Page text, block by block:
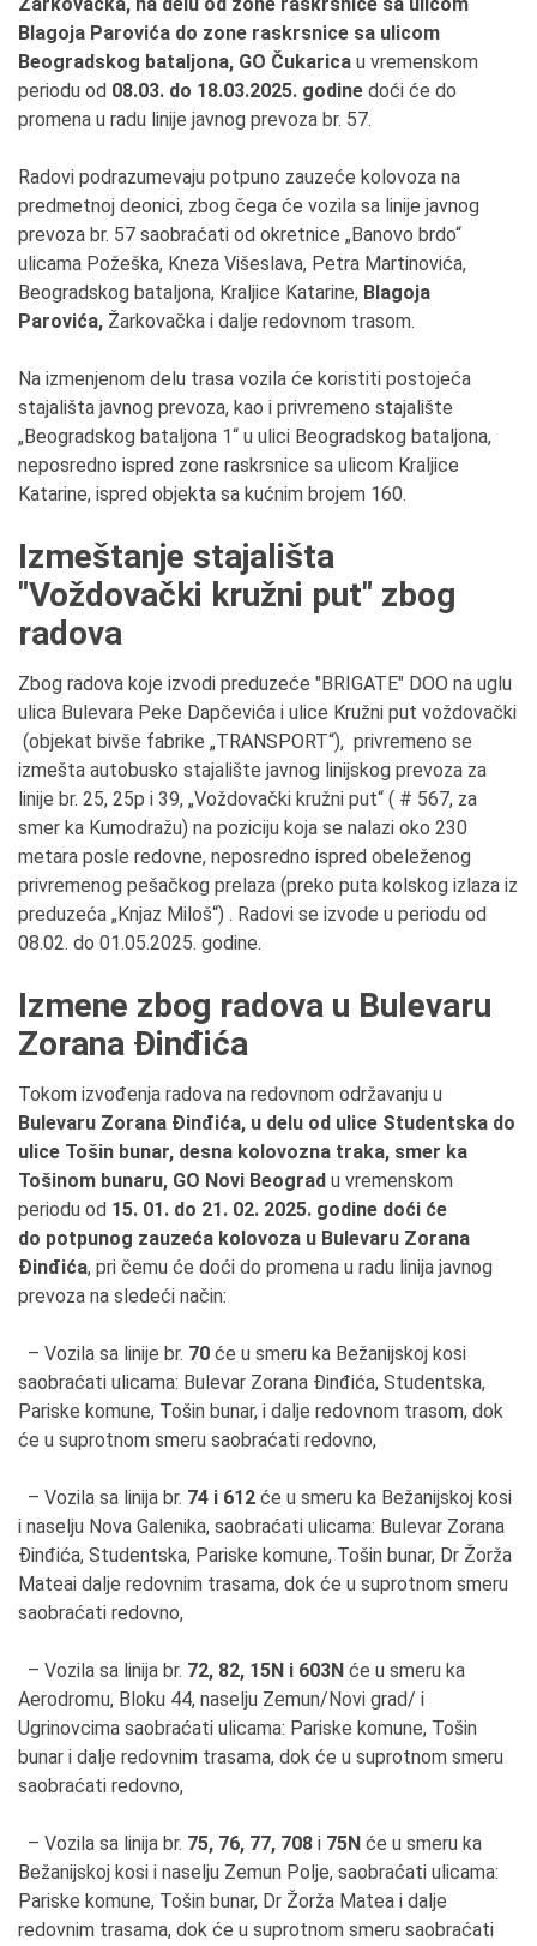
Blagoja Parovića do zone raskrsnice sa ulicom
Beogradskog bataljona, GO Čukarica u vremenskom
periodu od 08.03. do 18.03.2025. godine doći će do
promena u radu linije javnog prevoza br. 57.
Radovi podrazumevaju potpuno zauzeće kolovoza na
predmetnoj deonici, zbog čega će vozila sa linije javnog
prevoza br. 57 saobraćati od okretnice „Banovo brdo“
ulicama Požeška, Kneza Višeslava, Petra Martinovića,
Beogradskog bataljona, Kraljice Katarine, Blagoja
Parovića, Žarkovačka i dalje redovnom trasom.
Na izmenjenom delu trasa vozila će koristiti postojeća
stajališta javnog prevoza, kao i privremeno stajalište
„Beogradskog bataljona 1“ u ulici Beogradskog bataljona,
neposredno ispred zone raskrsnice sa ulicom Kraljice
Katarine, ispred objekta sa kućnim brojem 160.
Izmeštanje stajališta
"Voždovački kružni put" zbog
radova
Zbog radova koje izvodi preduzeće "BRIGATE" DOO na uglu
ulica Bulevara Peke Dapčevića i ulice Kružni put voždovački
(objekat bivše fabrike „TRANSPORT“), privremeno se
izmešta autobusko stajalište javnog linijskog prevoza za
linije br. 25, 25p i 39, „Voždovački kružni put“ ( # 567, za
smer ka Kumodražu) na poziciju koja se nalazi oko 230
metara posle redovne, neposredno ispred obeleženog
privremenog pešačkog prelaza (preko puta kolskog izlaza iz
preduzeća „Knjaz Miloš“) . Radovi se izvode u periodu od
08.02. do 01.05.2025. godine.
Izmene zbog radova u Bulevaru
Zorana Đinđića
Tokom izvođenja radova na redovnom održavanju u
Bulevaru Zorana Đinđića, u delu od ulice Studentska do
ulice Tošin bunar, desna kolovozna traka, smer ka
Tošinom bunaru, GO Novi Beograd u vremenskom
periodu od 15. 01. do 21. 02. 2025. godine doći će
do potpunog zauzeća kolovoza u Bulevaru Zorana
Đinđića, pri čemu će doći do promena u radu linija javnog
prevoza na sledeći način:
– Vozila sa linije br. 70 će u smeru ka Bežanijskoj kosi
saobraćati ulicama: Bulevar Zorana Đinđića, Studentska,
Pariske komune, Tošin bunar, i dalje redovnom trasom, dok
će u suprotnom smeru saobraćati redovno,
– Vozila sa linija br. 74 i 612 će u smeru ka Bežanijskoj kosi
i naselju Nova Galenika, saobraćati ulicama: Bulevar Zorana
Đinđića, Studentska, Pariske komune, Tošin bunar, Dr Žorža
Mateai dalje redovnim trasama, dok će u suprotnom smeru
saobraćati redovno,
– Vozila sa linija br. 72, 82, 15N i 603N će u smeru ka
Aerodromu, Bloku 44, naselju Zemun/Novi grad/ i
Ugrinovcima saobraćati ulicama: Pariske komune, Tošin
bunar i dalje redovnim trasama, dok će u suprotnom smeru
saobraćati redovno,
– Vozila sa linija br. 75, 76, 77, 708 i 75N će u smeru ka
Bežanijskoj kosi i naselju Zemun Polje, saobraćati ulicama:
Pariske komune, Tošin bunar, Dr Žorža Matea i dalje
redovnim trasama, dok će u suprotnom smeru saobraćati